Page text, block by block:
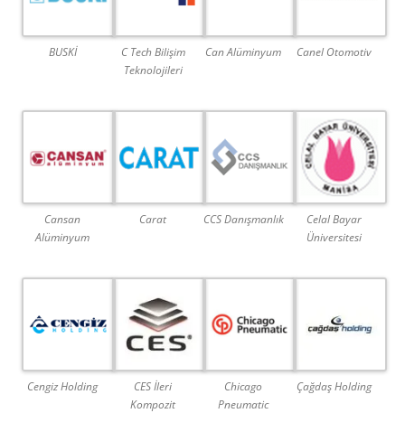
BUSKİ
C Tech Bilişim
Teknolojileri
Can Alüminyum Canel Otomotiv
Cansan
Alüminyum
Carat CCS Danışmanlık
Celal Bayar
Üniversitesi
Cengiz Holding
CES İleri
Kompozit
Chicago
Pneumatic
Çağdaş Holding